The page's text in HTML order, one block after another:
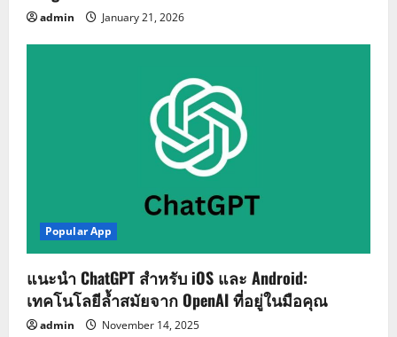
admin January 21, 2026
Popular App
แนะนำ ChatGPT สำหรับ iOS และ Android:
เทคโนโลยีล้ำสมัยจาก OpenAI ที่อยู่ในมือคุณ
admin November 14, 2025